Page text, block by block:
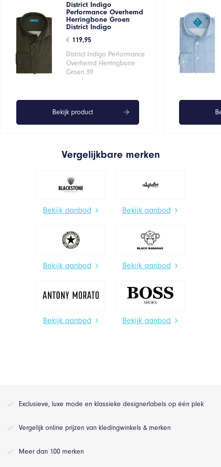
District Indigo
Performance Overhemd
Herringbone Groen
District Indigo
€ 119,95
District Indigo Performance
Overhemd Herringbone
Groen 39
Bekijk product
Vergelijkbare merken
Bekijk aanbod Bekijk aanbod
Bekijk aanbod Bekijk aanbod
Bekijk aanbod Bekijk aanbod
Exclusieve, luxe mode en klassieke designerlabels op één plek
Vergelijk online prijzen van kledingwinkels & merken
Meer dan 100 merken